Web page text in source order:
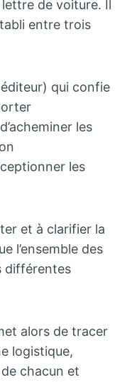
de voiture. Il
entre trois
qui confie
les
les
et à clarifier la
l’ensemble des
différentes
alors de tracer
logistique,
chacun et